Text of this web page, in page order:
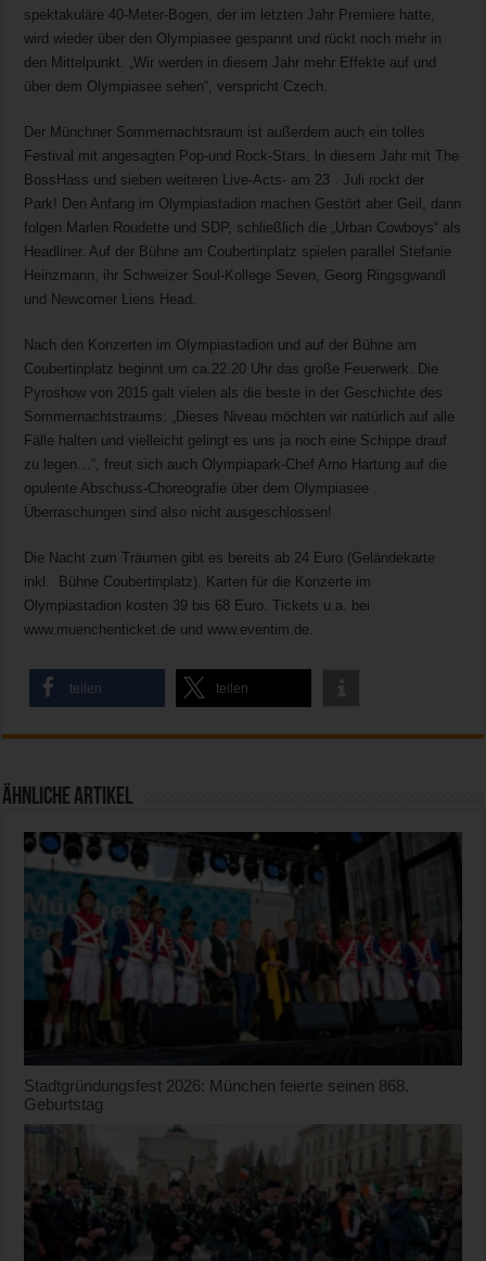
spektakuläre 40-Meter-Bogen, der im letzten Jahr Premiere hatte,
wird wieder über den Olympiasee gespannt und rückt noch mehr in
den Mittelpunkt. „Wir werden in diesem Jahr mehr Effekte auf und
über dem Olympiasee sehen“, verspricht Czech.
Der Münchner Sommernachtsraum ist außerdem auch ein tolles
Festival mit angesagten Pop-und Rock-Stars. ln diesem Jahr mit The
BossHass und sieben weiteren Live-Acts- am 23 . Juli rockt der
Park! Den Anfang im Olympiastadion machen Gestört aber Geil, dann
folgen Marlen Roudette und SDP, schließlich die „Urban Cowboys“ als
Headliner. Auf der Bühne am Coubertinplatz spielen parallel Stefanie
Heinzmann, ihr Schweizer Soul-Kollege Seven, Georg Ringsgwandl
und Newcomer Liens Head.
Nach den Konzerten im Olympiastadion und auf der Bühne am
Coubertinplatz beginnt um ca.22.20 Uhr das große Feuerwerk. Die
Pyroshow von 2015 galt vielen als die beste in der Geschichte des
Sommernachtstraums: „Dieses Niveau möchten wir natürlich auf alle
Fälle halten und vielleicht gelingt es uns ja noch eine Schippe drauf
zu legen…“, freut sich auch Olympiapark-Chef Arno Hartung auf die
opulente Abschuss-Choreografie über dem Olympiasee .
Überraschungen sind also nicht ausgeschlossen!
Die Nacht zum Träumen gibt es bereits ab 24 Euro (Geländekarte
inkl. Bühne Coubertinplatz). Karten für die Konzerte im
Olympiastadion kosten 39 bis 68 Euro. Tickets u.a. bei
www.muenchenticket.de und www.eventim.de.
teilen teilen
Ähnliche Artikel
Stadtgründungsfest 2026: München feierte seinen 868.
Geburtstag